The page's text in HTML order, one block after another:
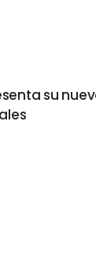
su